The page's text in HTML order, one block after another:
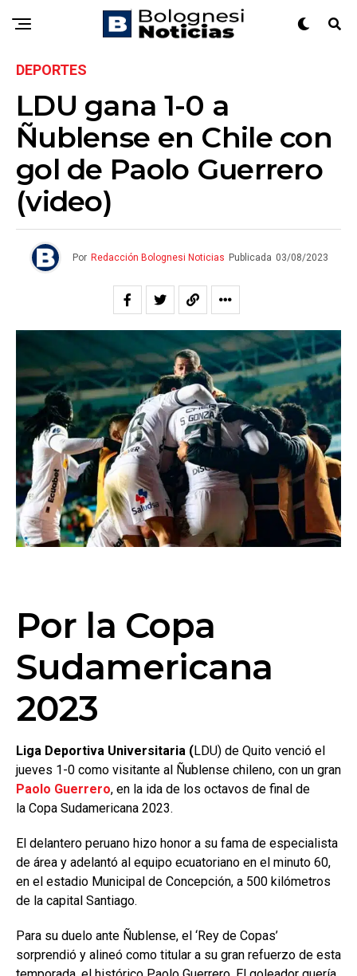
DEPORTES
LDU gana 1-0 a
Ñublense en Chile con
gol de Paolo Guerrero
(video)
Por Redacción Bolognesi Noticias Publicada 03/08/2023
Por la Copa
Sudamericana
2023
Liga Deportiva Universitaria (LDU) de Quito venció el
jueves 1-0 como visitante al Ñublense chileno, con un gran
Paolo Guerrero, en la ida de los octavos de final de
la Copa Sudamericana 2023.
El delantero peruano hizo honor a su fama de especialista
de área y adelantó al equipo ecuatoriano en el minuto 60,
en el estadio Municipal de Concepción, a 500 kilómetros
de la capital Santiago.
Para su duelo ante Ñublense, el ‘Rey de Copas’
sorprendió y alineó como titular a su gran refuerzo de esta